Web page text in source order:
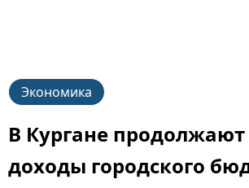
Экономика
В Кургане продолжают
доходы городского